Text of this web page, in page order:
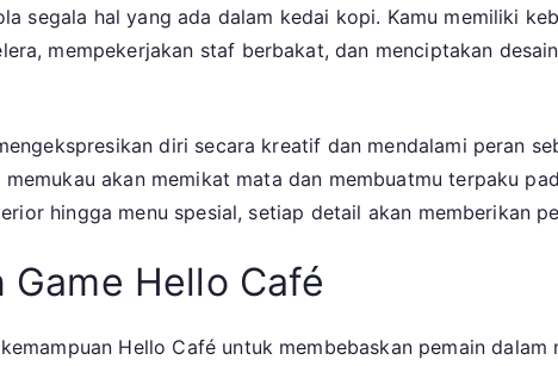
Game
Yang
Kamu
segala hal yang ada dalam kedai kopi. Kamu memiliki
mempekerjakan staf berbakat, dan menciptakan
diri secara kreatif dan mendalami peran
akan memikat mata dan membuatmu terpaku
hingga menu spesial, setiap detail akan memberikan
Hello Café
Hello Café untuk membebaskan pemain dalam